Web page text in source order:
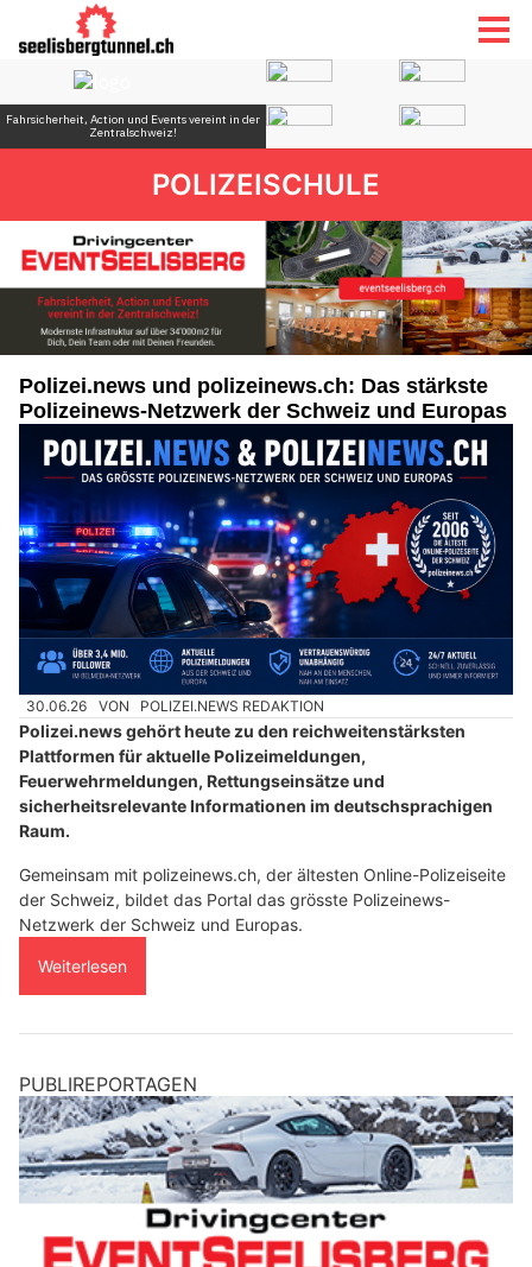
POLIZEISCHULE
Polizei.news und polizeinews.ch: Das stärkste
Polizeinews-Netzwerk der Schweiz und Europas
30.06.26 VON POLIZEI.NEWS REDAKTION
Polizei.news gehört heute zu den reichweitenstärksten
Plattformen für aktuelle Polizeimeldungen,
Feuerwehrmeldungen, Rettungseinsätze und
sicherheitsrelevante Informationen im deutschsprachigen
Raum.
Gemeinsam mit polizeinews.ch, der ältesten Online-Polizeiseite
der Schweiz, bildet das Portal das grösste Polizeinews-
Netzwerk der Schweiz und Europas.
Weiterlesen
PUBLIREPORTAGEN